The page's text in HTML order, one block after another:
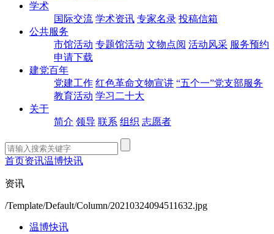
学术
国际交流 学术资讯 专家名录 投稿信箱
公共服务
市馆活动 专题馆活动 文物点阅 活动风采 服务预约
申请下载
建党百年
党建工作 红色革命文物宣讲 “五个一”党支部服务
教育活动 学习二十大
关于
简介 领导 联系 组织 志愿者
首页资讯温博快讯
资讯
/Template/Default/Column/20210324094511632.jpg
温博快讯